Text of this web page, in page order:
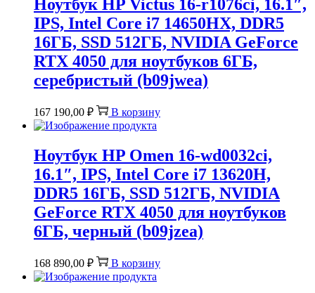
Ноутбук HP Victus 16-r1076ci, 16.1″,
IPS, Intel Core i7 14650HX, DDR5
16ГБ, SSD 512ГБ, NVIDIA GeForce
RTX 4050 для ноутбуков 6ГБ,
серебристый (b09jwea)
167 190,00 ₽ В корзину
Ноутбук HP Omen 16-wd0032ci,
16.1″, IPS, Intel Core i7 13620H,
DDR5 16ГБ, SSD 512ГБ, NVIDIA
GeForce RTX 4050 для ноутбуков
6ГБ, черный (b09jzea)
168 890,00 ₽ В корзину